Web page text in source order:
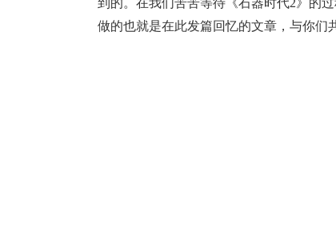
到的。在我们苦苦等待《石器时代2》的
做的也就是在此发篇回忆的文章，与你们